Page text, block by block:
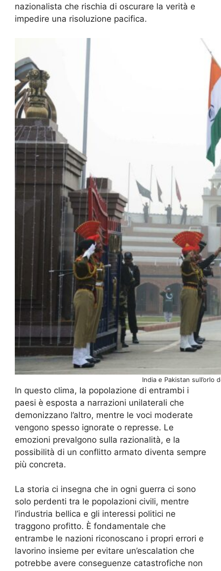
nazionalista che rischia di oscurare la verità e
impedire una risoluzione pacifica.
India e Pakistan
In questo clima, la popolazione di entrambi i
paesi è esposta a narrazioni unilaterali che
demonizzano l’altro, mentre le voci moderate
vengono spesso ignorate o represse. Le
emozioni prevalgono sulla razionalità, e la
possibilità di un conflitto armato diventa sempre
più concreta.
La storia ci insegna che in ogni guerra ci sono
solo perdenti tra le popolazioni civili, mentre
l’industria bellica e gli interessi politici ne
traggono profitto. È fondamentale che
entrambe le nazioni riconoscano i propri errori e
lavorino insieme per evitare un’escalation che
potrebbe avere conseguenze catastrofiche non